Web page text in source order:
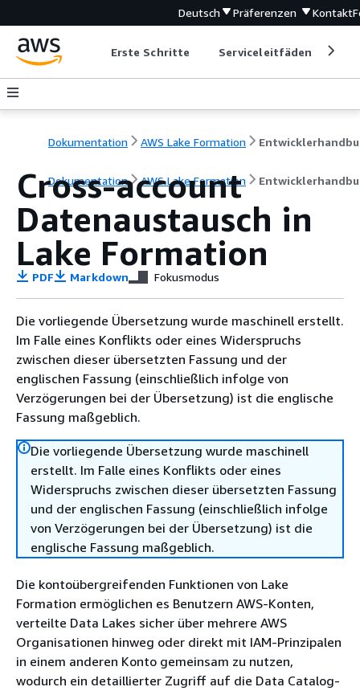
Deutsch Präferenzen Kontakt
Erste Schritte Serviceleitfäden
Dokumentation AWS Lake Formation
Dokumentation AWS Lake Formation
Cross-account
Datenaustausch in
Lake Formation
PDF Markdown Fokusmodus
Die vorliegende Übersetzung wurde maschinell erstellt.
Im Falle eines Konflikts oder eines Widerspruchs
zwischen dieser übersetzten Fassung und der
englischen Fassung (einschließlich infolge von
Verzögerungen bei der Übersetzung) ist die englische
Fassung maßgeblich.
Die vorliegende Übersetzung wurde maschinell
erstellt. Im Falle eines Konflikts oder eines
Widerspruchs zwischen dieser übersetzten Fassung
und der englischen Fassung (einschließlich infolge
von Verzögerungen bei der Übersetzung) ist die
englische Fassung maßgeblich.
Die kontoübergreifenden Funktionen von Lake
Formation ermöglichen es Benutzern AWS-Konten,
verteilte Data Lakes sicher über mehrere AWS
Organisationen hinweg oder direkt mit IAM-Prinzipalen
in einem anderen Konto gemeinsam zu nutzen,
wodurch ein detaillierter Zugriff auf die Data Catalog-